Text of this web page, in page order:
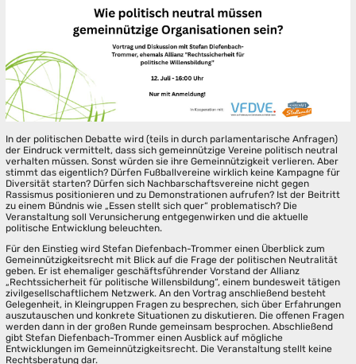
In der politischen Debatte wird (teils in durch parlamentarische Anfragen)
der Eindruck vermittelt, dass sich gemeinnützige Vereine politisch neutral
verhalten müssen. Sonst würden sie ihre Gemeinnützigkeit verlieren. Aber
stimmt das eigentlich? Dürfen Fußballvereine wirklich keine Kampagne für
Diversität starten? Dürfen sich Nachbarschaftsvereine nicht gegen
Rassismus positionieren und zu Demonstrationen aufrufen? Ist der Beitritt
zu einem Bündnis wie „Essen stellt sich quer“ problematisch? Die
Veranstaltung soll Verunsicherung entgegenwirken und die aktuelle
politische Entwicklung beleuchten.
Für den Einstieg wird Stefan Diefenbach-Trommer einen Überblick zum
Gemeinnützigkeitsrecht mit Blick auf die Frage der politischen Neutralität
geben. Er ist ehemaliger geschäftsführender Vorstand der Allianz
„Rechtssicherheit für politische Willensbildung“, einem bundesweit tätigen
zivilgesellschaftlichem Netzwerk. An den Vortrag anschließend besteht
Gelegenheit, in Kleingruppen Fragen zu besprechen, sich über Erfahrungen
auszutauschen und konkrete Situationen zu diskutieren. Die offenen Fragen
werden dann in der großen Runde gemeinsam besprochen. Abschließend
gibt Stefan Diefenbach-Trommer einen Ausblick auf mögliche
Entwicklungen im Gemeinnützigkeitsrecht. Die Veranstaltung stellt keine
Rechtsberatung dar.